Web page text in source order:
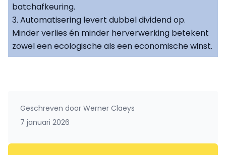
batchafkeuring.
3. Automatisering levert dubbel dividend op.
Minder verlies én minder herverwerking betekent
zowel een ecologische als een economische winst.
Geschreven door Werner Claeys
7 januari 2026